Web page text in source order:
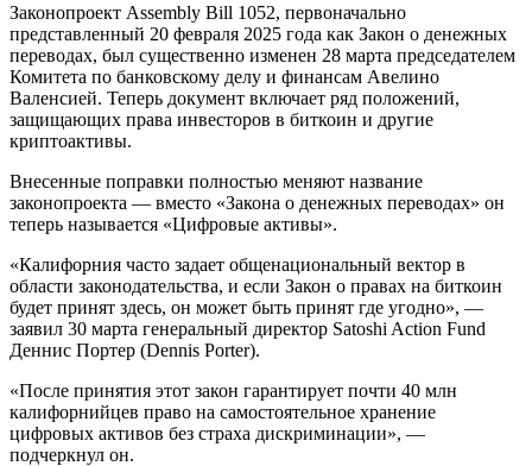
Законопроект Assembly Bill 1052, первоначально
представленный 20 февраля 2025 года как Закон о денежных
переводах, был существенно изменен 28 марта председателем
Комитета по банковскому делу и финансам Авелино
Валенсией. Теперь документ включает ряд положений,
защищающих права инвесторов в биткоин и другие
криптоактивы.
Внесенные поправки полностью меняют название
законопроекта — вместо «Закона о денежных переводах» он
теперь называется «Цифровые активы».
«Калифорния часто задает общенациональный вектор в
области законодательства, и если Закон о правах на биткоин
будет принят здесь, он может быть принят где угодно», —
заявил 30 марта генеральный директор Satoshi Action Fund
Деннис Портер (Dennis Porter).
«После принятия этот закон гарантирует почти 40 млн
калифорнийцев право на самостоятельное хранение
цифровых активов без страха дискриминации», —
подчеркнул он.